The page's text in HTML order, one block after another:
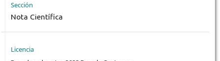
Sección
Nota Científica
Licencia